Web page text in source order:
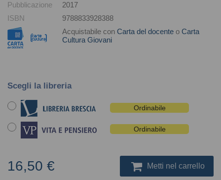
Pubblicazione
2017
ISBN
9788833928388
Acquistabile con Carta del docente o Carta
Cultura Giovani
Scegli la libreria
Ordinabile
Ordinabile
16,50 € Metti nel carrello